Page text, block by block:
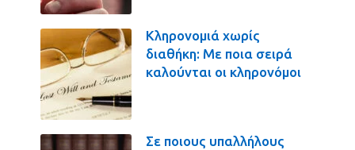
Κληρονομιά χωρίς
διαθήκη: Με ποια σειρά
καλούνται οι κληρονόμοι
Σε ποιους υπαλλήλους